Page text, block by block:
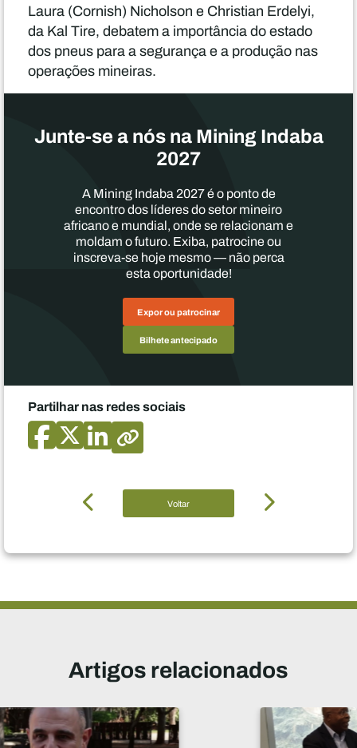
Laura (Cornish) Nicholson e Christian Erdelyi,
da Kal Tire, debatem a importância do estado
dos pneus para a segurança e a produção nas
operações mineiras.
Junte-se a nós na Mining Indaba
2027
A Mining Indaba 2027 é o ponto de
encontro dos líderes do setor mineiro
africano e mundial, onde se relacionam e
moldam o futuro. Exiba, patrocine ou
inscreva-se hoje mesmo — não perca
esta oportunidade!
Expor ou patrocinar
Bilhete antecipado
Partilhar nas redes sociais
Voltar
Artigos relacionados